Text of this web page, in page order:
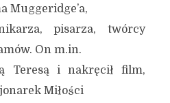
Muggeridge’a,
pisarza, twórcy
On m.in.
Teresą i nakręcił film,
Miłości